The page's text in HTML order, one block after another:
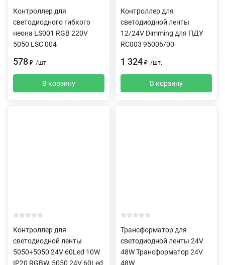
Контроллер для
светодиодного гибкого
неона LS001 RGB 220V
5050 LSC 004
578 ₽ /шт.
В корзину
Контроллер для
светодиодной ленты
12/24V Dimming для ПДУ
RC003 95006/00
1 324 ₽ /шт.
В корзину
Контроллер для
светодиодной ленты
5050+5050 24V 60Led 10W
IP20 RGBW, 5050 24V 60Led
Трансформатор для
светодиодной ленты 24V
48W Трансформатор 24V
48W